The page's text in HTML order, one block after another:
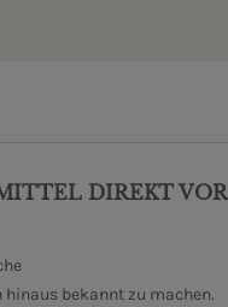
DIREKT VOR
bekannt zu machen.